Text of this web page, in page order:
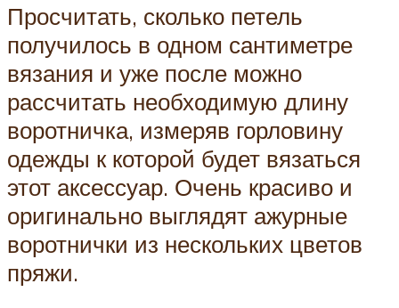
Просчитать, сколько петель
получилось в одном сантиметре
вязания и уже после можно
рассчитать необходимую длину
воротничка, измеряв горловину
одежды к которой будет вязаться
этот аксессуар. Очень красиво и
оригинально выглядят ажурные
воротнички из нескольких цветов
пряжи.